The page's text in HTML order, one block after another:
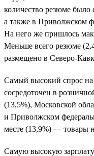
количество резюме
а также в Приволжском
На него же пришлось
Меньше всего резюме
размещено в Северо-
Самый высокий спрос на
сосредоточен в
(13,5%), Московской
и Приволжском
месте (13,9%) — товары
Самую высокую